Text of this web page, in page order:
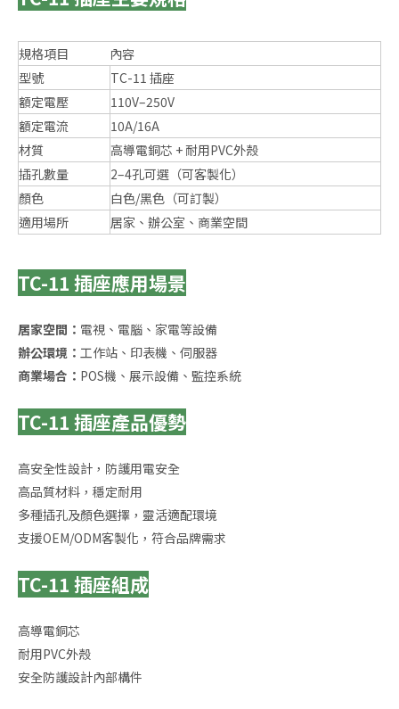
規格項目
內容
型號
TC-11 插座
額定電壓
110V–250V
額定電流
10A/16A
材質
高導電銅芯 + 耐用PVC外殼
插孔數量
2–4孔可選（可客製化）
顏色
白色/黑色（可訂製）
適用場所
居家、辦公室、商業空間
TC-11 插座應用場景
居家空間： 電視、電腦、家電等設備
辦公環境： 工作站、印表機、伺服器
商業場合： POS機、展示設備、監控系統
TC-11 插座產品優勢
高安全性設計，防護用電安全
高品質材料，穩定耐用
多種插孔及顏色選擇，靈活適配環境
支援OEM/ODM客製化，符合品牌需求
TC-11 插座組成
高導電銅芯
耐用PVC外殼
安全防護設計內部構件